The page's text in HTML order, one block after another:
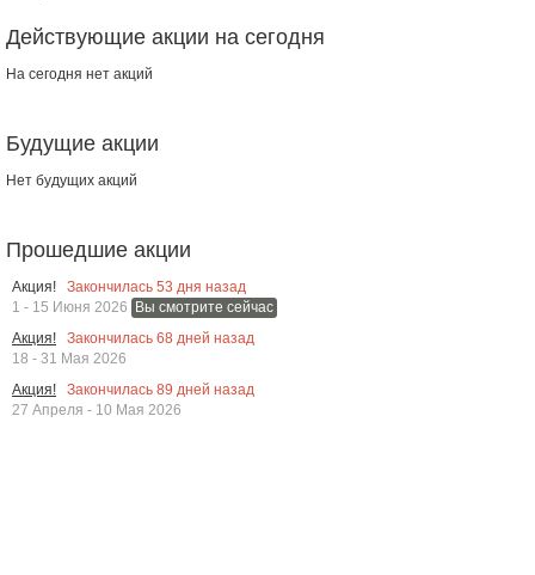
Действующие акции на сегодня
На сегодня нет акций
Будущие акции
Нет будущих акций
Прошедшие акции
Акция! Закончилась 53 дня назад
1 - 15 Июня 2026
Вы смотрите сейчас
Акция!
Закончилась 68 дней назад
18 - 31 Мая 2026
Акция!
Закончилась 89 дней назад
27 Апреля - 10 Мая 2026